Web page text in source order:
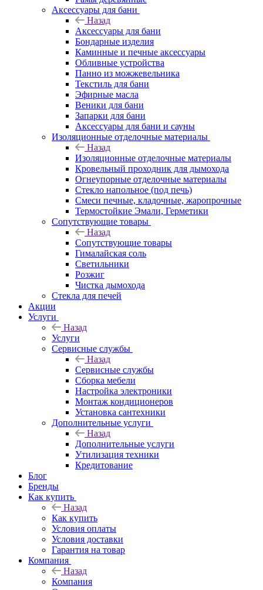
Аксессуары для бани
Назад
Аксессуары для бани
Бондарные изделия
Каминные и печные аксессуары
Обливные устройства
Панно из можжевельника
Текстиль для бани
Эфирные масла
Веники для бани
Запарки для бани
Аксессуары для бани и сауны
Изоляционные отделочные материалы
Назад
Изоляционные отделочные материалы
Кровельный проходник для дымохода
Огнеупорные отделочные материалы
Стекло напольное (под печь)
Смеси печные, кладочные, жаропрочные
Термостойкие Эмали, Герметики
Сопутствующие товары
Назад
Сопутствующие товары
Гималайская соль
Светильники
Розжиг
Чистка дымохода
Стекла для печей
Акции
Услуги
Назад
Услуги
Сервисные службы
Назад
Сервисные службы
Сборка мебели
Настройка электроники
Монтаж кондиционеров
Установка сантехники
Дополнительные услуги
Назад
Дополнительные услуги
Утилизация техники
Кредитование
Блог
Бренды
Как купить
Назад
Как купить
Условия оплаты
Условия доставки
Гарантия на товар
Компания
Назад
Компания